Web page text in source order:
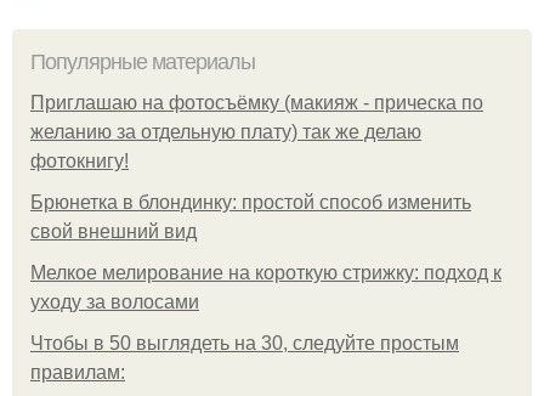
Популярные материалы
Приглашаю на фотосъёмку (макияж - прическа по
желанию за отдельную плату) так же делаю
фотокнигу!
Брюнетка в блондинку: простой способ изменить
свой внешний вид
Мелкое мелирование на короткую стрижку: подход к
уходу за волосами
Чтобы в 50 выглядеть на 30, следуйте простым
правилам: